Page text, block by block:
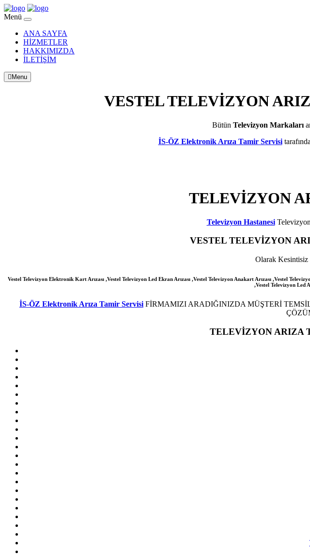
Menü
ANA SAYFA
HİZMETLER
HAKKIMIZDA
İLETİŞİM
Menu
VESTEL TELEVİZYON
Bütün Televizyon Markaları
İS-ÖZ Elektronik Arıza Tamir Servisi
TELEVİZYON
Televizyon Hastanesi
VESTEL TELEVİZYON
Olarak Kesintisiz
Vestel Televizyon Elektronik Kart Arızası ,Vestel Televizyon Led Ekran Arızası ,Vestel Televizyon Anakart Arızası ,Vestel
,Vestel Televizyon Led
İS-ÖZ Elektronik Arıza Tamir Servisi FİRMAMIZI ARADIĞINIZDA MÜŞTERİ
TELEVİZYON ARIZA